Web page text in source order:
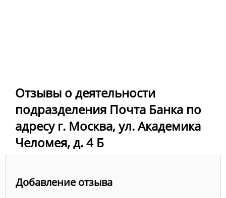
Отзывы о деятельности
подразделения Почта Банка по
адресу г. Москва, ул. Академика
Челомея, д. 4 Б
Добавление отзыва